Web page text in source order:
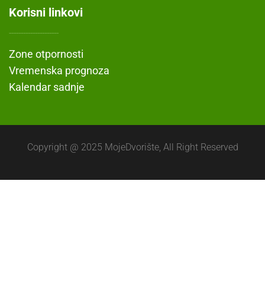
Korisni linkovi
---------------------
Zone otpornosti
Vremenska prognoza
Kalendar sadnje
Copyright @ 2025 MojeDvorište, All Right Reserved